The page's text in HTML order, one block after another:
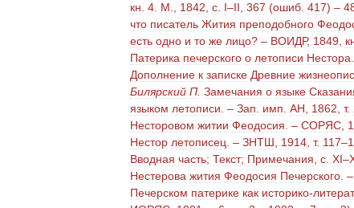
кн 4 М 1842 с I–II 367 (ошиб 417) –
что писатель Жития преподобного
есть одно и то же лицо? – ВОИДР, 1849
Патерика печерского о летописи Нестора
Дополнение к записке Древние
Билярский П Замечания о языке
языком летописи . – Зап имп АН 1862 т.
Несторовом житии Феодосия . – СОРЯС
Нестор летописец . – ЗНТШ 1914 т. 117–
Вводная часть; Текст; Примечания с XI–
Нестерова жития Феодосия Печерского . –
Печерском патерике как историко-